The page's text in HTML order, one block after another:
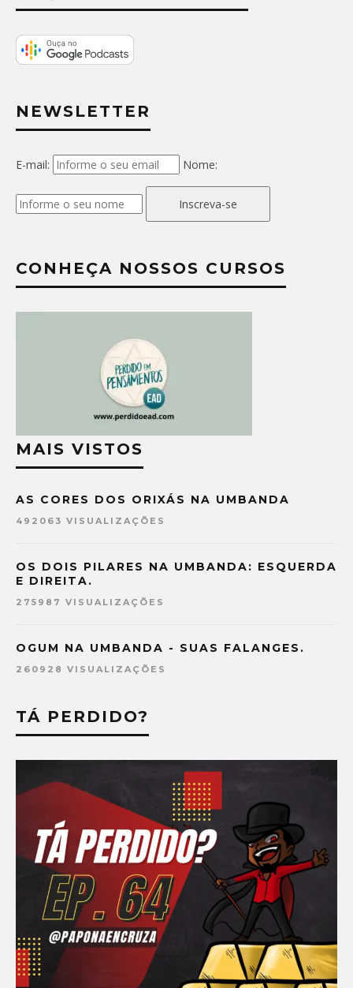
NEWSLETTER
E-mail: Nome:
Inscreva-se
CONHEÇA NOSSOS CURSOS
MAIS VISTOS
AS CORES DOS ORIXÁS NA UMBANDA
492063 VISUALIZAÇÕES
OS DOIS PILARES NA UMBANDA: ESQUERDA
E DIREITA.
275987 VISUALIZAÇÕES
OGUM NA UMBANDA - SUAS FALANGES.
260928 VISUALIZAÇÕES
TÁ PERDIDO?